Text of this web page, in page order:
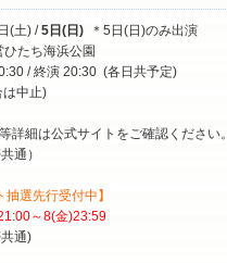
(土) /5日(日)
＊5日(日)のみ出演
たち海浜公園
/ 終演 20:30 (各日共予定)
は中止)
詳細は公式サイトをご確認ください。
通）
抽選先行受付中】
～8(金)23:59
通)